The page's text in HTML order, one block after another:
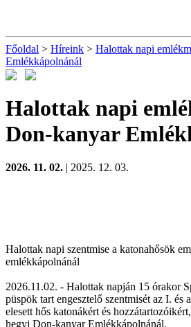
Főoldal > Híreink > Halottak napi
Emlékkápolnánál
Halottak napi
Don-kanyar
2026. 11. 02. | 2025. 12. 03.
Halottak napi szentmise a katonahősök
emlékkápolnánál
2026.11.02. - Halottak napján 15 órakor
püspök tart engesztelő szentmisét az I. és
elesett hős katonákért és
hegyi Don-kanyar Emlékkápolnánál.